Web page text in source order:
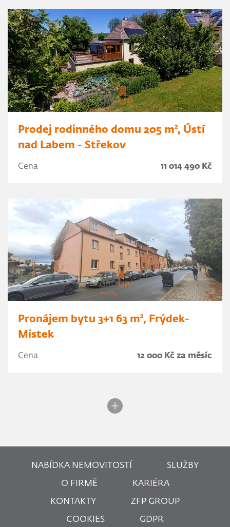
Prodej rodinného domu 205 m², Ústí
nad Labem - Střekov
Cena 11 014 490 Kč
Pronájem bytu 3+1 63 m², Frýdek-
Místek
Cena 12 000 Kč za měsíc
NABÍDKA NEMOVITOSTÍ SLUŽBY
O FIRMĚ KARIÉRA
KONTAKTY ZFP GROUP
COOKIES GDPR